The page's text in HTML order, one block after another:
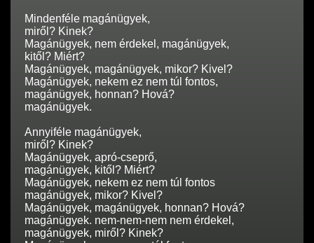
Mindenféle magánügyek,
miről? Kinek?
Magánügyek, nem érdekel, magánügyek,
kitől? Miért?
Magánügyek, magánügyek, mikor? Kivel?
Magánügyek, nekem ez nem túl fontos,
magánügyek, honnan? Hová?
magánügyek.
Annyiféle magánügyek,
miről? Kinek?
Magánügyek, apró-cseprő,
magánügyek, kitől? Miért?
Magánügyek, nekem ez nem túl fontos
magánügyek, mikor? Kivel?
Magánügyek, magánügyek, honnan? Hová?
magánügyek. nem-nem-nem nem érdekel,
magánügyek, miről? Kinek?